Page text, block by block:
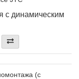
с динамическим